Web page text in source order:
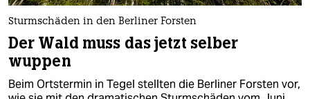
Sturmschäden in den Berliner Forsten
Der Wald muss das jetzt selber
wuppen
Beim Ortstermin in Tegel stellten die Berliner Forsten vor,